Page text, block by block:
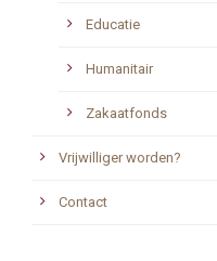
Educatie
Humanitair
Zakaatfonds
Vrijwilliger worden?
Contact